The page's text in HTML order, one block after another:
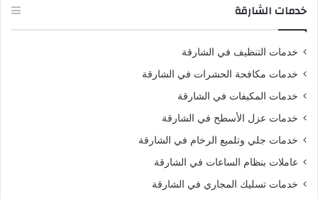
خدمات الشارقة
خدمات التنظيف في الشارقة
خدمات مكافحة الحشرات في الشارقة
خدمات المكيفات في الشارقة
خدمات عزل الأسطح في الشارقة
خدمات جلي وتلميع الرخام في الشارقة
عاملات بنظام الساعات في الشارقة
خدمات تسليك المجاري في الشارقة